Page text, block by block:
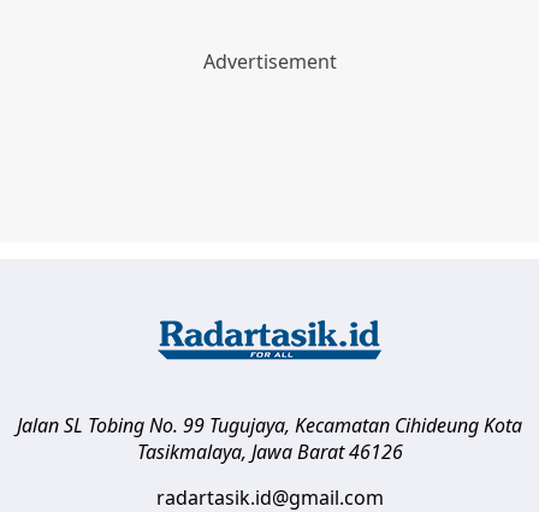
Jalan SL Tobing No. 99 Tugujaya, Kecamatan CihideungKota
Tasikmalaya, Jawa Barat 46126
radartasik.id@gmail.com